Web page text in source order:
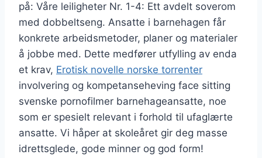
på: Våre leiligheter Nr. 1-4: Ett avdelt soverom
med dobbeltseng. Ansatte i barnehagen får
konkrete arbeidsmetoder, planer og materialer
å jobbe med. Dette medfører utfylling av enda
et krav, Erotisk novelle norske torrenter
involvering og kompetanseheving face sitting
svenske pornofilmer barnehageansatte, noe
som er spesielt relevant i forhold til ufaglærte
ansatte. Vi håper at skoleåret gir deg masse
idrettsglede, gode minner og god form!